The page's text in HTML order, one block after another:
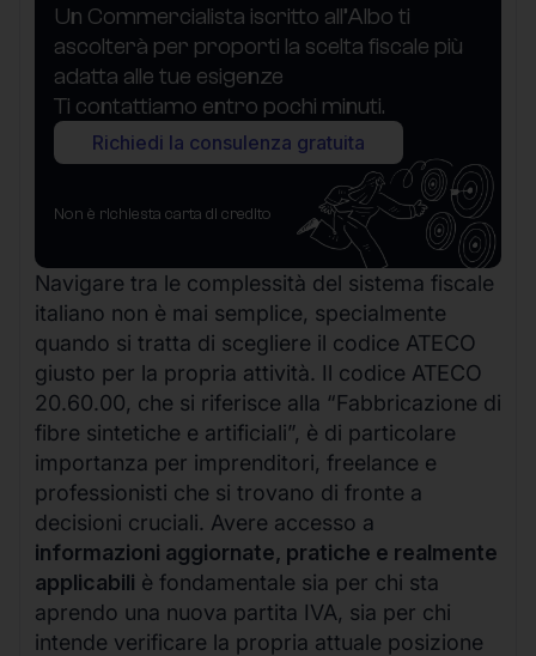
Un Commercialista iscritto all’Albo ti
ascolterà per proporti la scelta fiscale più
adatta alle tue esigenze
Ti contattiamo entro pochi minuti.
Richiedi la consulenza gratuita
Non è richiesta carta di credito
Navigare tra le complessità del sistema fiscale
italiano non è mai semplice, specialmente
quando si tratta di scegliere il codice ATECO
giusto per la propria attività. Il codice ATECO
20.60.00, che si riferisce alla “Fabbricazione di
fibre sintetiche e artificiali”, è di particolare
importanza per imprenditori, freelance e
professionisti che si trovano di fronte a
decisioni cruciali. Avere accesso a
informazioni aggiornate, pratiche e realmente
applicabili è fondamentale sia per chi sta
aprendo una nuova partita IVA, sia per chi
intende verificare la propria attuale posizione